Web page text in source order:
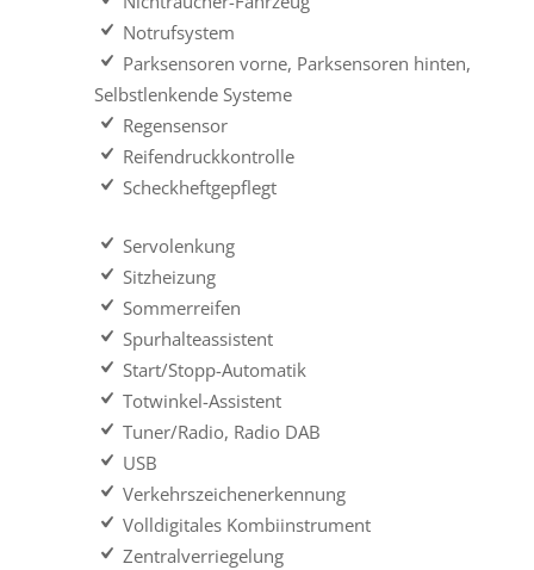
Notrufsystem
Parksensoren vorne, Parksensoren hinten,
Selbstlenkende Systeme
Regensensor
Reifendruckkontrolle
Scheckheftgepflegt
Servolenkung
Sitzheizung
Sommerreifen
Spurhalteassistent
Start/Stopp-Automatik
Totwinkel-Assistent
Tuner/Radio, Radio DAB
USB
Verkehrszeichenerkennung
Volldigitales Kombiinstrument
Zentralverriegelung